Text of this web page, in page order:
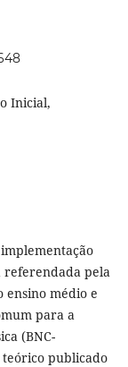
Inicial,
referendada pela
ensino médio e
para a
(BNC-
teórico publicado